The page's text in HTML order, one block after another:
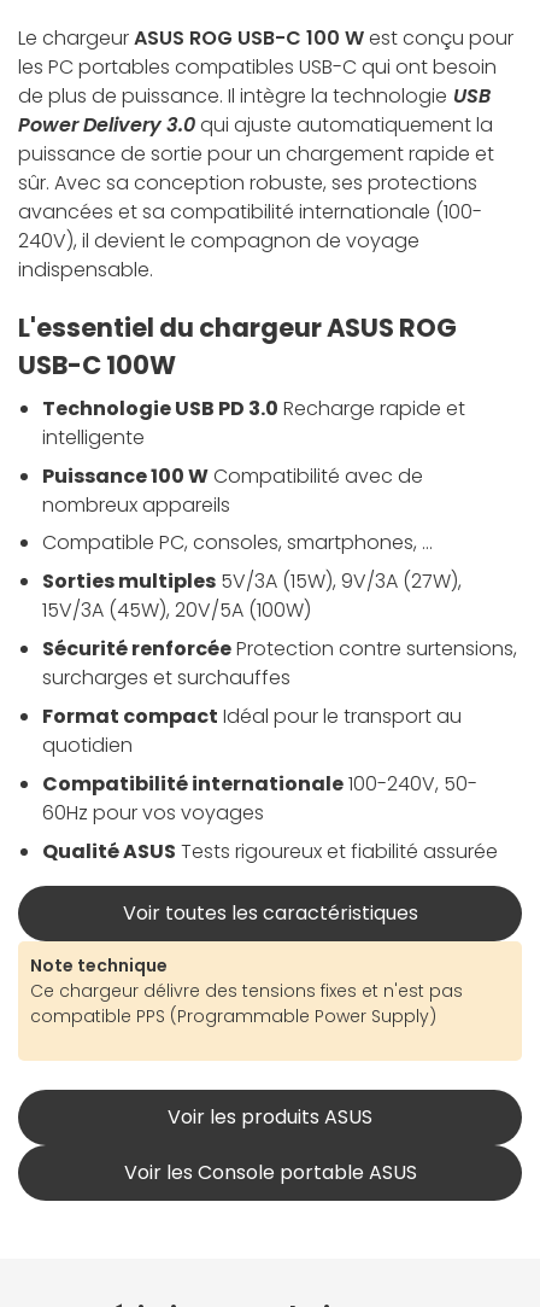
Le chargeurASUS ROG USB-C 100 West conçu pour
les PC portables compatibles USB-C qui ont besoin
de plus de puissance. Il intègre la technologie USB
Power Delivery 3.0qui ajuste automatiquement la
puissance de sortie pour un chargement rapide et
sûr. Avec sa conception robuste, ses protections
avancées et sa compatibilité internationale (100-
240V), il devient le compagnon de voyage
indispensable.
L'essentiel du chargeur ASUS ROG
USB-C 100W
Technologie USB PD 3.0 Recharge rapide et
intelligente
Puissance 100 WCompatibilité avec de
nombreux appareils
Compatible PC, consoles, smartphones, …
Sorties multiples 5V/3A (15W), 9V/3A (27W),
15V/3A (45W), 20V/5A (100W)
Sécurité renforcéeProtection contre surtensions,
surcharges et surchauffes
Format compact Idéal pour le transport au
quotidien
Compatibilité internationale100-240V, 50-
60Hz pour vos voyages
Qualité ASUS Tests rigoureux et fiabilité assurée
Voir toutes les caractéristiques
Note technique
Ce chargeur délivre des tensions fixes et n'est pas
compatible PPS (Programmable Power Supply)
Voir les produits ASUS
Voir les Console portable ASUS